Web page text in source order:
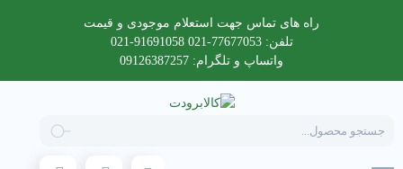
راه های تماس جهت استعلام موجودی و قیمت
تلفن: 77677053-021 91691058-021
واتساپ و تلگرام: 09126387257
search